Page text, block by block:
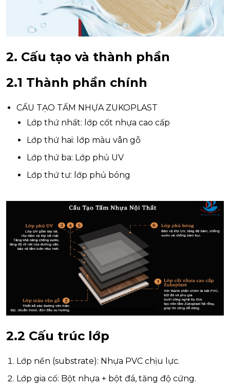
2. Cấu tạo và thành phần
2.1 Thành phần chính
CẤU TẠO TẤM NHỰA ZUKOPLAST
Lớp thứ nhất: lớp cốt nhựa cao cấp
Lớp thứ hai: lớp màu vân gỗ
Lớp thứ ba: Lớp phủ UV
Lớp thứ tư: lớp phủ bóng
2.2 Cấu trúc lớp
Lớp nền (substrate): Nhựa PVC chịu lực.
Lớp gia cố: Bột nhựa + bột đá, tăng độ cứng.